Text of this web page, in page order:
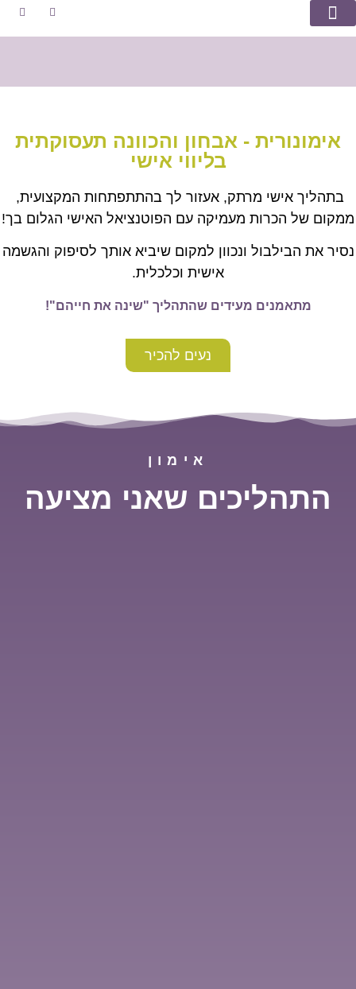
אימונורית - אבחון והכוונה תעסוקתית
בליווי אישי
בתהליך אישי מרתק, אעזור לך בהתתפתחות המקצועית,
ממקום של הכרות מעמיקה עם הפוטנציאל האישי הגלום בך!
נסיר את הבילבול ונכוון למקום שיביא אותך לסיפוק והגשמה
אישית וכלכלית.
מתאמנים מעידים שהתהליך "שינה את חייהם"!
נעים להכיר
אימון
התהליכים שאני מציעה